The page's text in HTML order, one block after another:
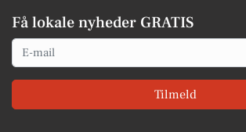
Få lokale nyheder GRATIS
Email
Tilmeld